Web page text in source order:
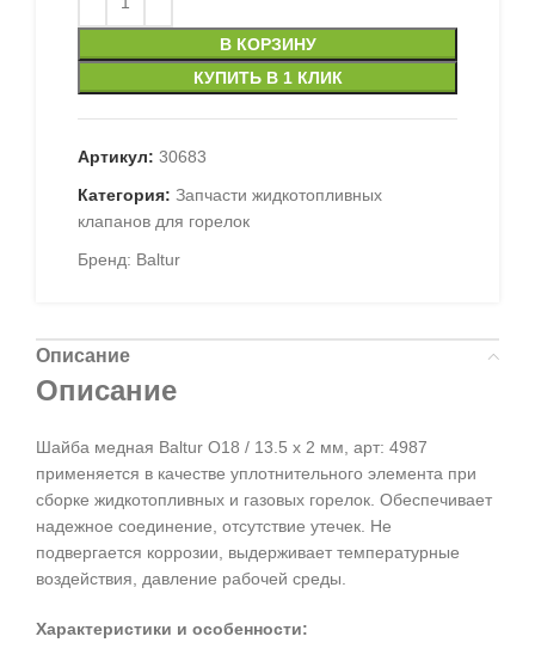
В КОРЗИНУ
КУПИТЬ В 1 КЛИК
Артикул: 30683
Категория: Запчасти жидкотопливных
клапанов для горелок
Бренд: Baltur
Описание
Описание
Шайба медная Baltur O18 / 13.5 x 2 мм, арт: 4987
применяется в качестве уплотнительного элемента при
сборке жидкотопливных и газовых горелок. Обеспечивает
надежное соединение, отсутствие утечек. Не
подвергается коррозии, выдерживает температурные
воздействия, давление рабочей среды.
Характеристики и особенности: